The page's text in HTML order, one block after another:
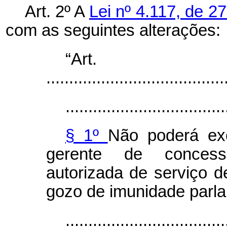
Art. 2º A Lei nº 4.117, de
com as seguintes alterações:
§ 1º Não poderá
gerente de
autorizada de serviço
gozo de imunidade